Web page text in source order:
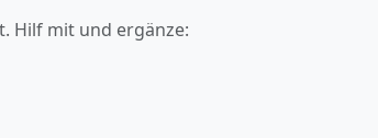
Hilf mit und ergänze: